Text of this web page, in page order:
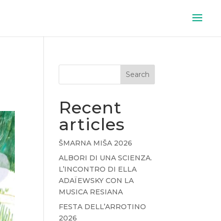
Search
Recent
articles
ŠMARNA MIŠA 2026
ALBORI DI UNA SCIENZA.
L’INCONTRO DI ELLA
ADAÏEWSKY CON LA
MUSICA RESIANA
FESTA DELL’ARROTINO
2026